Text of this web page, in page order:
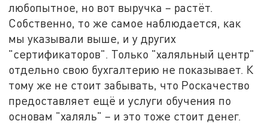
любопытное, но вот выручка – растёт.
Собственно, то же самое наблюдается, как
мы указывали выше, и у других
"сертификаторов". Только "халяльный центр"
отдельно свою бухгалтерию не показывает. К
тому же не стоит забывать, что Роскачество
предоставляет ещё и услуги обучения по
основам "халяль" – и это тоже стоит денег.